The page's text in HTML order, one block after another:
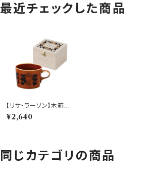
最近チェックした商品
【リサ・ラーソン】木箱入
マグ(ブラウン)【LL16
0】 LL163-11H
¥2,640
同じカテゴリの商品